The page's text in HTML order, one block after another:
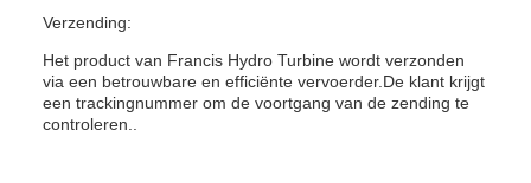
Verzending:
Het product van Francis Hydro Turbine wordt verzonden
via een betrouwbare en efficiënte vervoerder.De klant krijgt
een trackingnummer om de voortgang van de zending te
controleren..